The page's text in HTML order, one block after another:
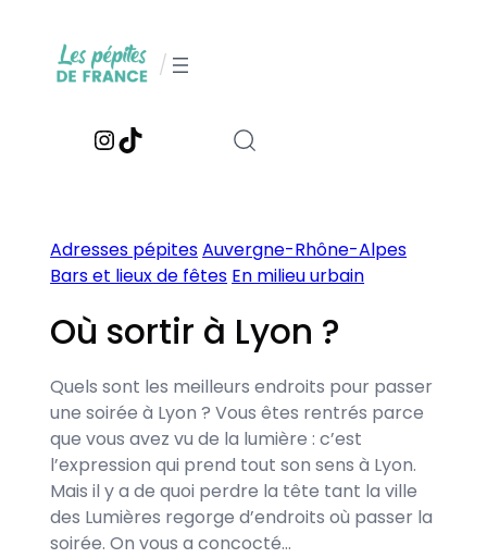
contenu
/
Instagram
TikTok
Adresses pépitesAuvergne-Rhône-Alpes
Bars et lieux de fêtes En milieu urbain
Où sortir à Lyon ?
Quels sont les meilleurs endroits pour passer
une soirée à Lyon ? Vous êtes rentrés parce
que vous avez vu de la lumière : c’est
l’expression qui prend tout son sens à Lyon.
Mais il y a de quoi perdre la tête tant la ville
des Lumières regorge d’endroits où passer la
soirée. On vous a concocté…